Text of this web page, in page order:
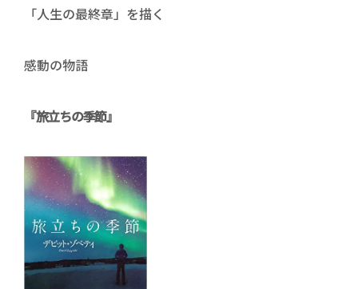
「人生の最終章」を描く
感動の物語
『旅立ちの季節』